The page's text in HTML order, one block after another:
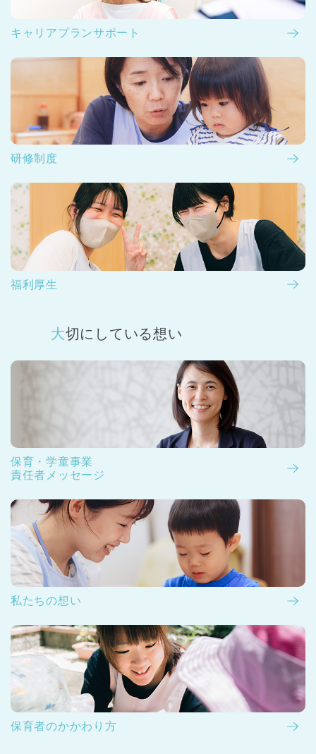
キャリアプランサポート
研修制度
福利厚生
大切にしている想い
保育・学童事業
責任者メッセージ
私たちの想い
保育者のかかわり方